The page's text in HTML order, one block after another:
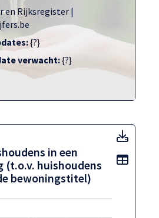
en Rijksregister |
{?}
verwacht:{?}
in een
(t.o.v. huishoudens
bewoningstitel)
Toon